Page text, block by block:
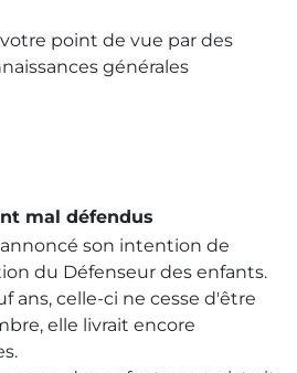
point de vue par des
générales
mal défendus
son intention de
du Défenseur des enfants.
ans, celle-ci ne cesse d'être
elle livrait encore